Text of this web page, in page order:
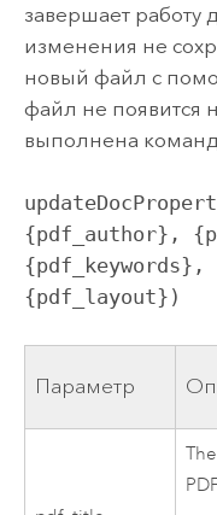
завершает работу
изменения не
новый файл с
файл не появится
выполнена
{pdf_author},
{pdf_keywords},
{pdf_layout})
Параметр